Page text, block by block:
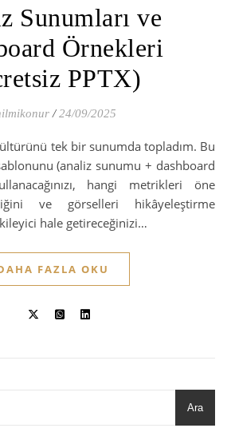
Sunumları ve
Örnekleri
PPTX)
/ 24/09/2025
(analiz sunumu + dashboard
hangi metrikleri öne
ve görselleri hikâyeleştirme
hale getireceğinizi…
FAZLA OKU
Ara